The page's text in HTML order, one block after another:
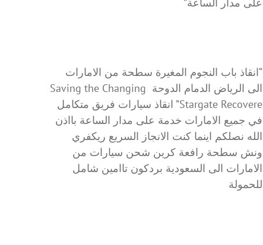
على مدار الساعة”
“انقاذ باب النجوم المغيرة سطحة من الامارات
الى الرياض الدمام الدوحة Saving the Changing
Stargate Recovere” انقاذ سيارات فريق متكامل
في جميع الامارات خدمة على مدار الساعة بااذن
الله نصلكم اينما كنت الانجاز السريع ريكفري
ونش سطحة رافعة كرين شحن سيارات من
الامارات الى السعودية بردكون تاامين شامل
للحمولة